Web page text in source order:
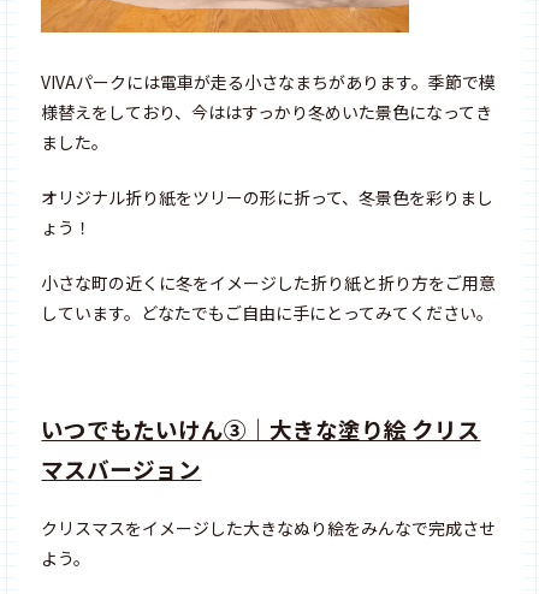
VIVAパークには電車が走る小さなまちがあります。季節で模
様替えをしており、今ははすっかり冬めいた景色になってき
ました。
オリジナル折り紙をツリーの形に折って、冬景色を彩りまし
ょう！
小さな町の近くに冬をイメージした折り紙と折り方をご用意
しています。どなたでもご自由に手にとってみてください。
いつでもたいけん③｜大きな塗り絵 クリス
マスバージョン
クリスマスをイメージした大きなぬり絵をみんなで完成させ
よう。